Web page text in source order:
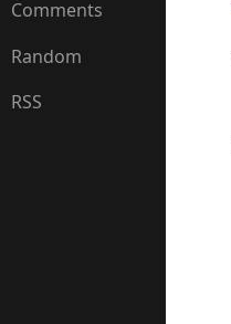
Comments
Random
RSS